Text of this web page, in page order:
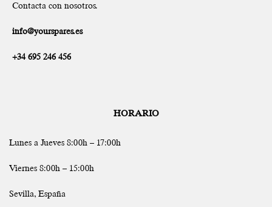
Contacta con nosotros.
info@yourspares.es
+34 695 246 456
HORARIO
Lunes a Jueves 8:00h – 17:00h
Viernes 8:00h – 15:00h
Sevilla, España